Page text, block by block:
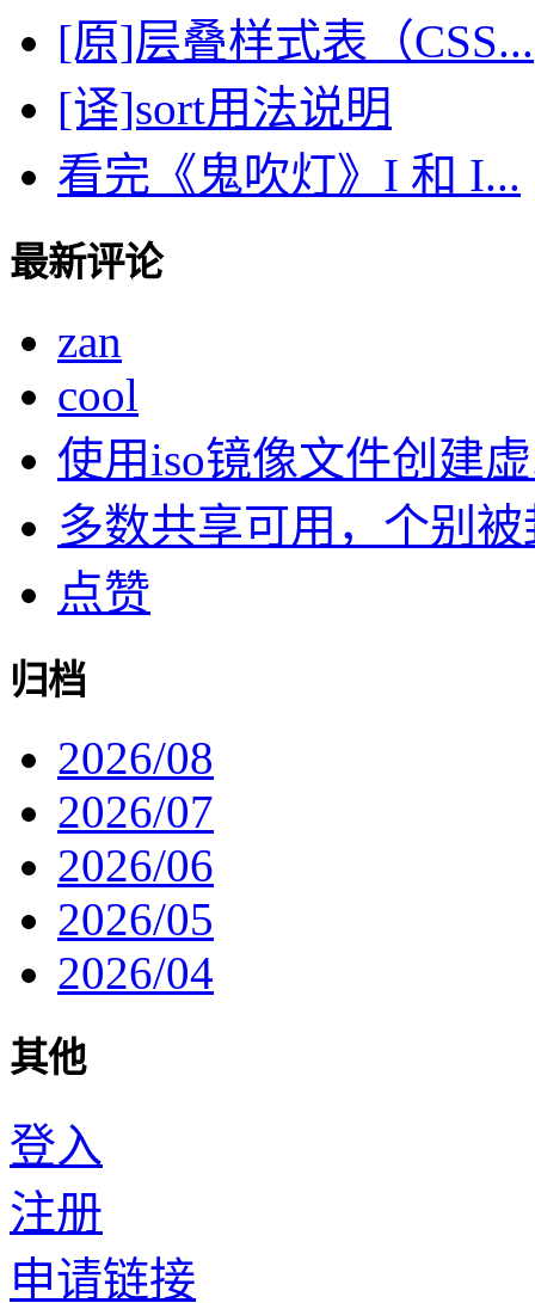
[原]层叠样式表（CSS...
[译]sort用法说明
看完《鬼吹灯》I 和 I...
最新评论
zan
cool
使用iso镜像文件创建
多数共享可用，个别被
点赞
归档
2026/08
2026/07
2026/06
2026/05
2026/04
其他
登入
注册
申请链接